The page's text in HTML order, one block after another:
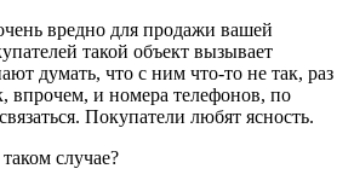
вредно для продажи вашей
такой объект вызывает
думать, что с ним что-то не так, раз
впрочем, и номера телефонов, по
Покупатели любят ясность.
случае?